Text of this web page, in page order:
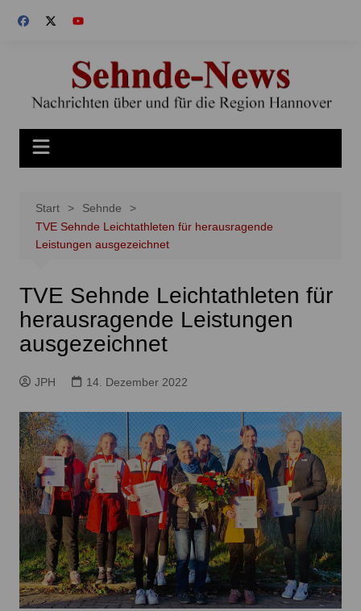
Inhalt
Start
Sehnde
TVE Sehnde Leichtathleten für herausragende
Leistungen ausgezeichnet
TVE Sehnde Leichtathleten für
herausragende Leistungen
ausgezeichnet
JPH 14. Dezember 2022